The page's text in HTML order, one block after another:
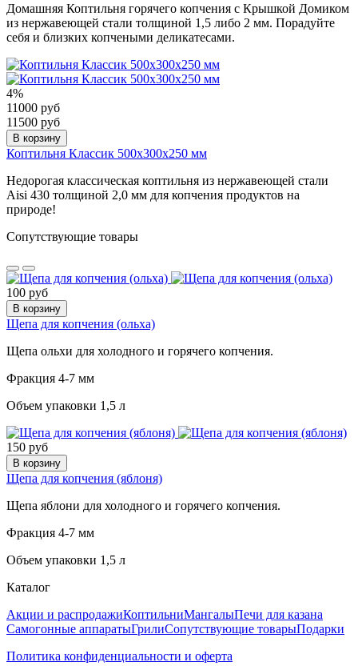
Домашняя Коптильня горячего копчения с Крышкой Домиком
из нержавеющей стали толщиной 1,5 либо 2 мм. Порадуйте
себя и близких копчеными деликатесами.
4%
11000 руб
11500 руб
В корзину
Коптильня Классик 500х300х250 мм
Недорогая классическая коптильня из нержавеющей стали
Aisi 430 толщиной 2,0 мм для копчения продуктов на
природе!
Сопутствующие товары
100 руб
В корзину
Щепа для копчения (ольха)
Щепа ольхи для холодного и горячего копчения.
Фракция 4-7 мм
Объем упаковки 1,5 л
150 руб
В корзину
Щепа для копчения (яблоня)
Щепа яблони для холодного и горячего копчения.
Фракция 4-7 мм
Объем упаковки 1,5 л
Каталог
Акции и распродажиКоптильниМангалыПечи для казана
Самогонные аппаратыГрилиСопутствующие товарыПодарки
Политика конфиденциальности и оферта